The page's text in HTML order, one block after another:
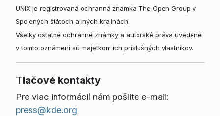
UNIX je registrovaná ochranná známka The Open Group v
Spojených štátoch a iných krajinách.
Všetky ostatné ochranné známky a autorské práva uvedené
v tomto oznámení sú majetkom ich príslušných vlastníkov.
Tlačové kontakty
Pre viac informácií nám pošlite e-mail:
press@kde.org